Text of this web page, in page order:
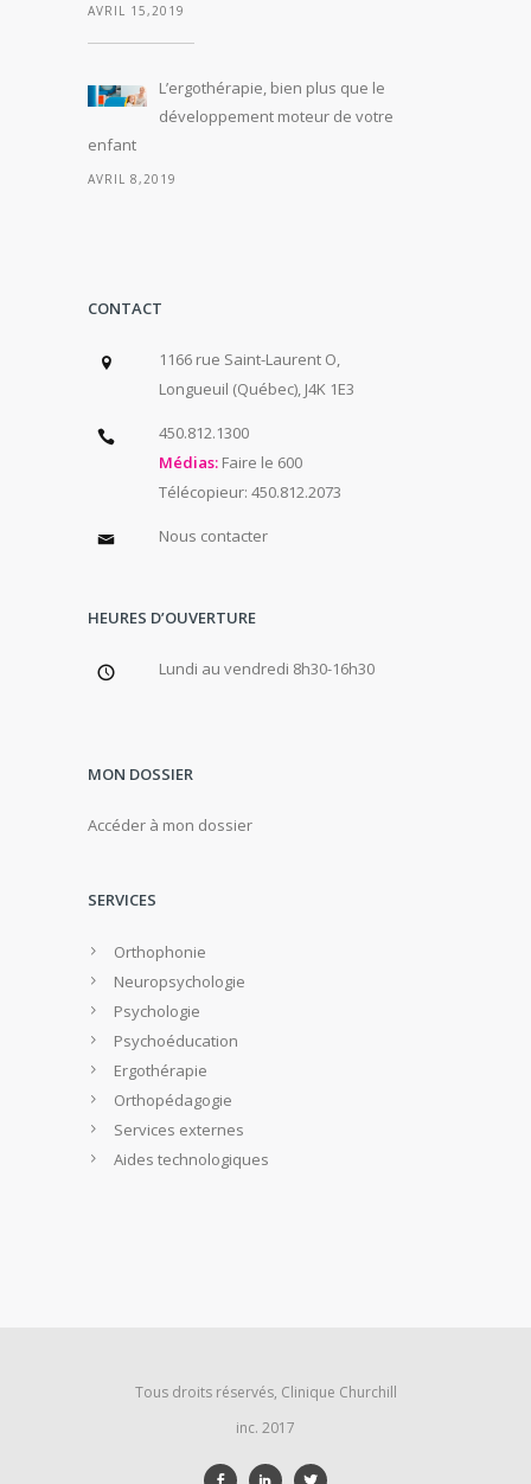
AVRIL 15,2019
L’ergothérapie, bien plus que le
développement moteur de votre
enfant
AVRIL 8,2019
CONTACT
1166 rue Saint-Laurent O,
Longueuil (Québec), J4K 1E3
450.812.1300
Médias: Faire le 600
Télécopieur: 450.812.2073
Nous contacter
HEURES D’OUVERTURE
Lundi au vendredi 8h30-16h30
MON DOSSIER
Accéder à mon dossier
SERVICES
Orthophonie
Neuropsychologie
Psychologie
Psychoéducation
Ergothérapie
Orthopédagogie
Services externes
Aides technologiques
Tous droits réservés, Clinique Churchill
inc. 2017